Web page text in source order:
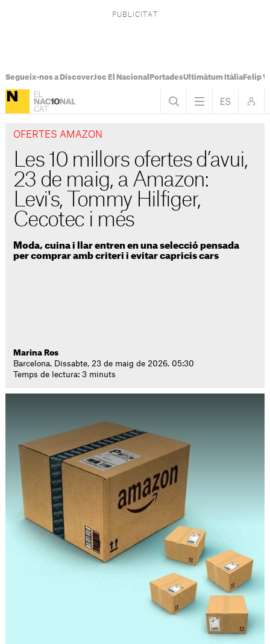
Segueix-nos a DiscoverJoc El Nacional PortadesUltimàtum ItàliaFelip
OFERTES AMAZON
Les 10 millors ofertes d’avui,
23 de maig, a Amazon:
Levi's, Tommy Hilfiger,
Cecotec i més
Moda, cuina i llar entren en una selecció pensada
per comprar amb criteri i evitar capricis cars
Marina Ros
Barcelona. Dissabte, 23 de maig de 2026. 05:30
Temps de lectura: 3 minuts